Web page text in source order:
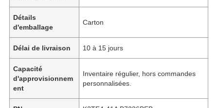
Détails
d'emballage
Carton
Délai de livraison 10 à 15 jours
Capacité
d'approvisionnem
ent
Inventaire régulier, hors commandes
personnalisées.